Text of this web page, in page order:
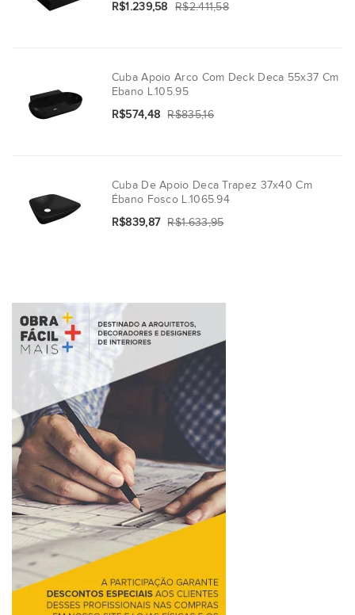
R$1.239,58
R$2.411,58
Cuba Apoio Arco Com Deck Deca 55x37 Cm
Ebano L.105.95
R$574,48 R$835,16
Cuba De Apoio Deca Trapez 37x40 Cm
Ébano Fosco L.1065.94
R$839,87 R$1.633,95